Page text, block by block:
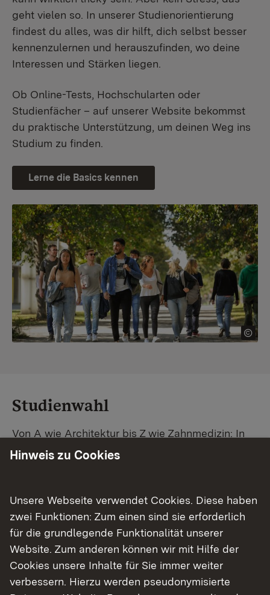
geht vielen so. In unserer Studienorientierung
findest du alles, was dir hilft, dich selbst besser
kennenzulernen und herauszufinden, wo deine
Interessen und Stärken liegen.
Ob Online-Tests, Hochschularten oder
Studienfächer – auf unserer Website bekommst
du praktische Unterstützung, um deinen Weg ins
Studium zu finden.
Lerne die Basics kennen
Studienwahl
Von A wie Architektur bis Z wie Zahnmedizin: In
Baden-Württemberg warten unzählige
Studiengangsuche schnell den passenden
Studienplatz. Außerdem gibt's eine Schritt-für-
Schritt-Anleitung zu deinem Traum-Studium.
Finde dein Studium in Baden-Württemberg
Hinweis zu Cookies
Unsere Webseite verwendet Cookies. Diese haben
zwei Funktionen: Zum einen sind sie erforderlich
für die grundlegende Funktionalität unserer
Website. Zum anderen können wir mit Hilfe der
Cookies unsere Inhalte für Sie immer weiter
verbessern. Hierzu werden pseudonymisierte